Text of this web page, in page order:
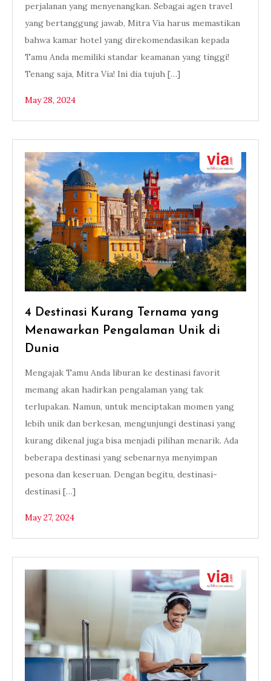
perjalanan yang menyenangkan. Sebagai agen travel
yang bertanggung jawab, Mitra Via harus memastikan
bahwa kamar hotel yang direkomendasikan kepada
Tamu Anda memiliki standar keamanan yang tinggi!
Tenang saja, Mitra Via! Ini dia tujuh […]
May 28, 2024
4 Destinasi Kurang Ternama yang
Menawarkan Pengalaman Unik di
Dunia
Mengajak Tamu Anda liburan ke destinasi favorit
memang akan hadirkan pengalaman yang tak
terlupakan. Namun, untuk menciptakan momen yang
lebih unik dan berkesan, mengunjungi destinasi yang
kurang dikenal juga bisa menjadi pilihan menarik. Ada
beberapa destinasi yang sebenarnya menyimpan
pesona dan keseruan. Dengan begitu, destinasi-
destinasi […]
May 27, 2024